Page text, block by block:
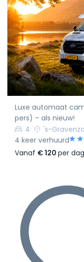
Luxe automaat
pers) – als nieuw!
4
's-
4 keer verhuurd
Vanaf € 120 per dag